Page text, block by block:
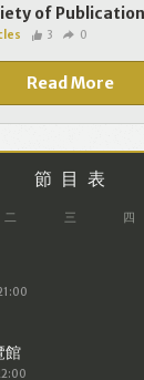
定，否則未經
料不會作其他
資料，即表示您
存。 熱血時
的標準），而發
與廣告作出互
向廣告客戶提
果你觀看或與
同意廣告客戶
標客戶群的標
交易平台（如
of
3 0
Read More
節目表
二 三 四